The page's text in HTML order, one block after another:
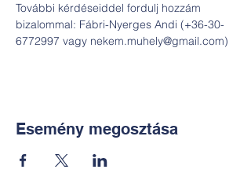
További kérdéseiddel fordulj hozzám
bizalommal: Fábri-Nyerges Andi (+36-30-
6772997 vagy nekem.muhely@gmail.com)
Esemény megosztása